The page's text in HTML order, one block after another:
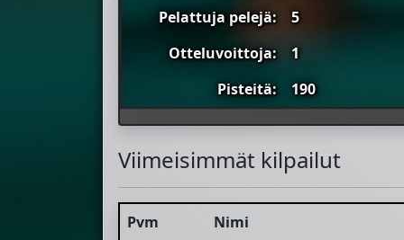
Pelattuja pelejä:
5
Otteluvoittoja:
1
Pisteitä:
190
Viimeisimmät kilpailut
Pvm Nimi